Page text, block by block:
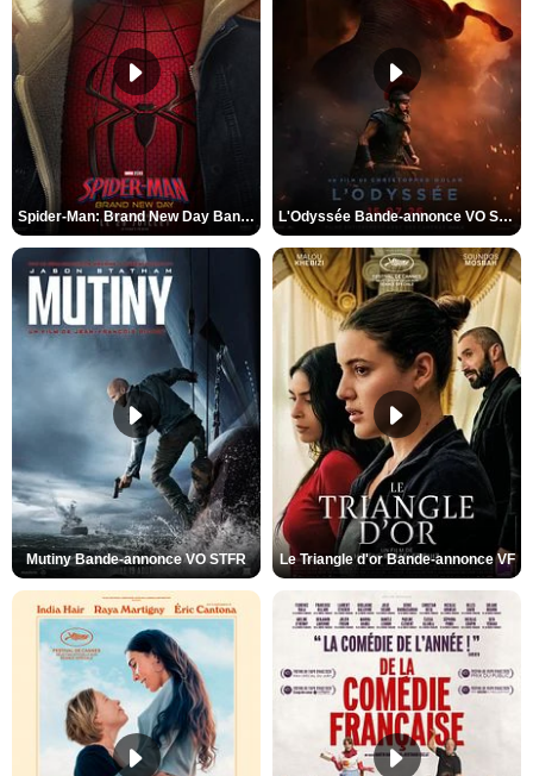
Spider-Man: Brand New Day Bande-annonce VO STFR L'Odyssée Bande-annonce VO STFR
Mutiny Bande-annonce VO STFR Le Triangle d'or Bande-annonce VF